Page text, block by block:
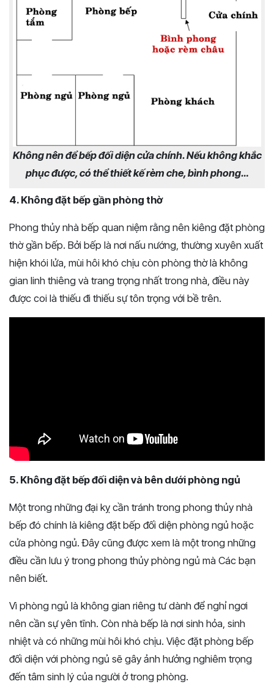
Không nên để bếp đối diện cửa chính. Nếu không khắc
phục được, có thể thiết kế rèm che, bình phong…
4. Không đặt bếp gần phòng thờ
Phong thủy nhà bếp quan niệm rằng nên kiêng đặt phòng
thờ gần bếp. Bởi bếp là nơi nấu nướng, thường xuyên xuất
hiện khói lửa, mùi hôi khó chịu còn phòng thờ là không
gian linh thiêng và trang trọng nhất trong nhà, điều này
được coi là thiếu đi thiếu sự tôn trọng với bề trên.
5. Không đặt bếp đối diện và bên dưới phòng ngủ
Một trong những đại kỵ cần tránh trong phong thủy nhà
bếp đó chính là kiêng đặt bếp đối diện phòng ngủ hoặc
cửa phòng ngủ. Đây cũng được xem là một trong những
điều cần lưu ý trong phong thủy phòng ngủ mà Các bạn
nên biết.
Vì phòng ngủ là không gian riêng tư dành để nghỉ ngơi
nên cần sự yên tĩnh. Còn nhà bếp là nơi sinh hỏa, sinh
nhiệt và có những mùi hôi khó chịu. Việc đặt phòng bếp
đối diện với phòng ngủ sẽ gây ảnh hưởng nghiêm trọng
đến tâm sinh lý của người ở trong phòng.